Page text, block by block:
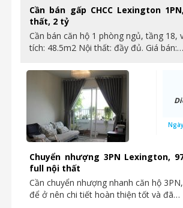
Cần bán gấp CHCC Lexington
thất, 2 tỷ
Cần bán căn hộ 1 phòng ngủ, tầng 18,
tích: 48.5m2 Nội thất: đầy đủ. Giá bán:…
Chuyển nhượng 3PN Lexington,
full nội thất
Cần chuyển nhượng nhanh căn hộ
để ở nên chi tiết hoàn thiện tốt và đã…